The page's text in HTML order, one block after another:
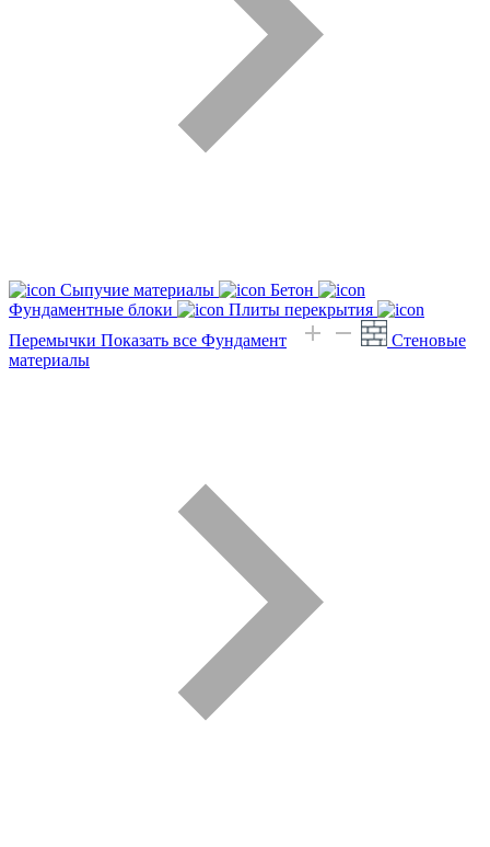
Сыпучие материалы
Бетон
Фундаментные блоки
Плиты перекрытия
Перемычки Показать все Фундамент
Стеновые
материалы